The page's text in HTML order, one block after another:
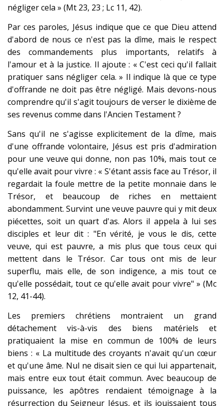
négliger cela » (Mt 23, 23 ; Lc 11, 42).
Par ces paroles, Jésus indique que ce que Dieu attend
d'abord de nous ce n'est pas la dîme, mais le respect
des commandements plus importants, relatifs à
l'amour et à la justice. Il ajoute : « C'est ceci qu'il fallait
pratiquer sans négliger cela. » Il indique là que ce type
d'offrande ne doit pas être négligé. Mais devons-nous
comprendre qu'il s'agit toujours de verser le dixième de
ses revenus comme dans l'Ancien Testament ?
Sans qu'il ne s'agisse explicitement de la dîme, mais
d'une offrande volontaire, Jésus est pris d'admiration
pour une veuve qui donne, non pas 10%, mais tout ce
qu'elle avait pour vivre : « S'étant assis face au Trésor, il
regardait la foule mettre de la petite monnaie dans le
Trésor, et beaucoup de riches en mettaient
abondamment. Survint une veuve pauvre qui y mit deux
piécettes, soit un quart d'as. Alors il appela à lui ses
disciples et leur dit : "En vérité, je vous le dis, cette
veuve, qui est pauvre, a mis plus que tous ceux qui
mettent dans le Trésor. Car tous ont mis de leur
superflu, mais elle, de son indigence, a mis tout ce
qu'elle possédait, tout ce qu'elle avait pour vivre" » (Mc
12, 41-44).
Les premiers chrétiens montraient un grand
détachement vis-à-vis des biens matériels et
pratiquaient la mise en commun de 100% de leurs
biens : « La multitude des croyants n'avait qu'un cœur
et qu'une âme. Nul ne disait sien ce qui lui appartenait,
mais entre eux tout était commun. Avec beaucoup de
puissance, les apôtres rendaient témoignage à la
résurrection du Seigneur Jésus, et ils jouissaient tous